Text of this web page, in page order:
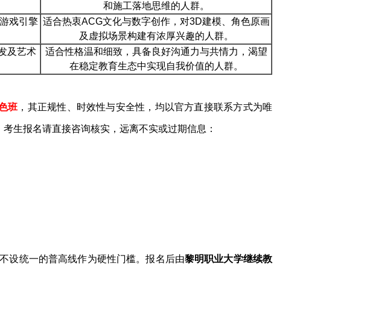
和施工落地思维的人群。
戏引擎 适合热衷ACG文化与数字创作，对3D建模、角色原画
及虚拟场景构建有浓厚兴趣的人群。
及艺术
适合性格温和细致，具备良好沟通力与共情力，渴望
在稳定教育生态中实现自我价值的人群。
班 ，其正规性、时效性与安全性，均以官方直接联系方式为唯
生报名请直接咨询核实，远离不实或过期信息：
设统一的普高线作为硬性门槛。报名后由黎明职业大学继续教